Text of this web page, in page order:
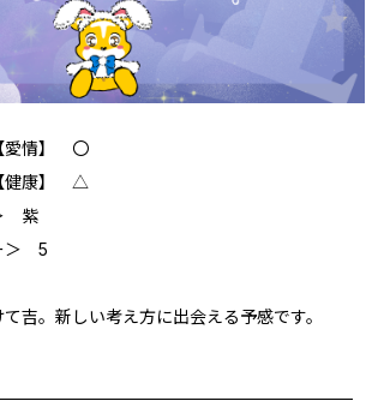
情】 〇
健康】 △
紫
＞ 5
吉。新しい考え方に出会える予感です。